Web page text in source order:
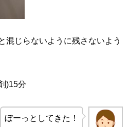
混じらないように残さないよう
)15分
ぼーっとしてきた！